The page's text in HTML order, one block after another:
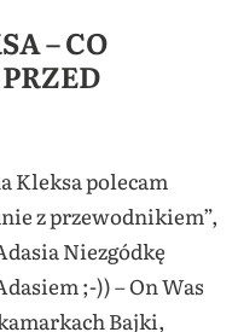
– CO
Kleksa polecam
z przewodnikiem”,
Niezgódkę
;-)) – On Was
Bajki,